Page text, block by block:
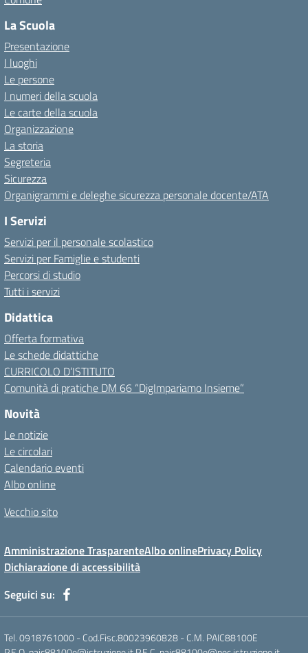
La Scuola
Presentazione
I luoghi
Le persone
I numeri della scuola
Le carte della scuola
Organizzazione
La storia
Segreteria
Sicurezza
Organigrammi e deleghe sicurezza personale docente/ATA
I Servizi
Servizi per il personale scolastico
Servizi per Famiglie e studenti
Percorsi di studio
Tutti i servizi
Didattica
Offerta formativa
Le schede didattiche
CURRICOLO D’ISTITUTO
Comunità di pratiche DM 66 “DigImpariamo Insieme”
Novità
Le notizie
Le circolari
Calendario eventi
Albo online
Vecchio sito
Amministrazione TrasparenteAlbo onlinePrivacy Policy
Dichiarazione di accessibilità
Seguici su:
Tel. 0918761000 - Cod.Fisc.80023960828 - C.M. PAIC88100E